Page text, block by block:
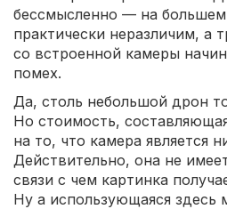
бессмысленно — на
практически неразличим, а
со встроенной камеры
помех.
Да, столь небольшой дрон
Но стоимость,
на то, что камера является
Действительно, она не
связи с чем картинка
Ну а использующаяся здесь